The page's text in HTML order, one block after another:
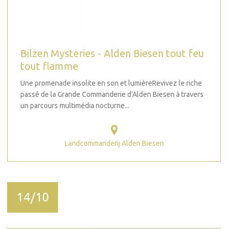
Bilzen Mysteries - Alden Biesen tout feu
tout flamme
Une promenade insolite en son et lumièreRevivez le riche
passé de la Grande Commanderie d'Alden Biesen à travers
un parcours multimédia nocturne...
Landcommanderij Alden Biesen
14/10